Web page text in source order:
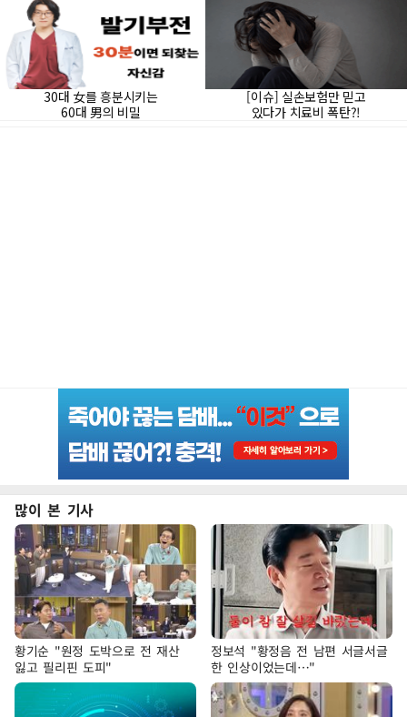
많이 본 기사
황기순 "원정 도박으로 전 재산
잃고 필리핀 도피"
정보석 "황정음 전 남편 서글서글
한 인상이었는데…"